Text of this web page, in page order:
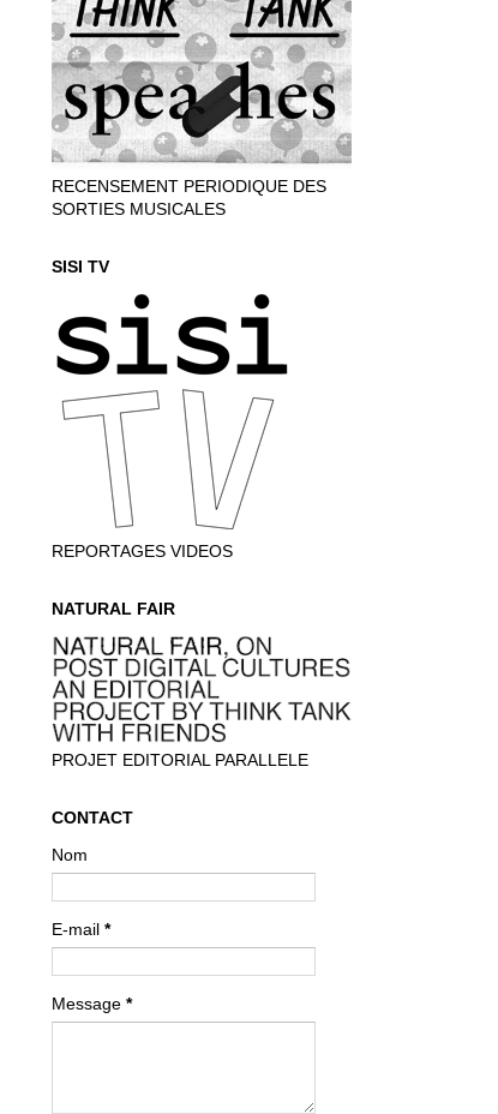
RECENSEMENT PERIODIQUE DES
SORTIES MUSICALES
SISI TV
REPORTAGES VIDEOS
NATURAL FAIR
PROJET EDITORIAL PARALLELE
CONTACT
Nom
E-mail *
Message *